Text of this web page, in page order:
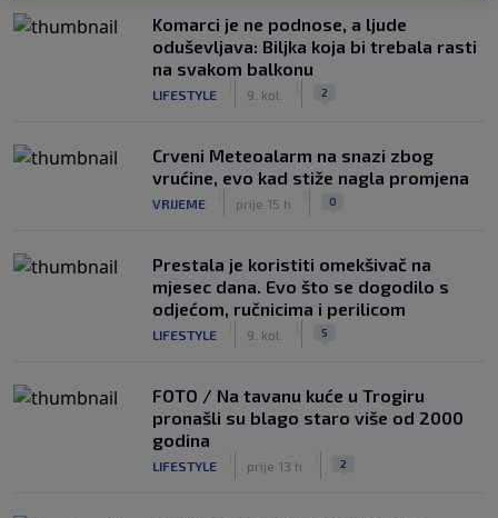
Komarci je ne podnose, a ljude
oduševljava: Biljka koja bi trebala rasti
na svakom balkonu
LIFESTYLE 9. kol. 2
Crveni Meteoalarm na snazi zbog
vrućine, evo kad stiže nagla promjena
VRIJEME prije 15 h 0
Prestala je koristiti omekšivač na
mjesec dana. Evo što se dogodilo s
odjećom, ručnicima i perilicom
LIFESTYLE 9. kol. 5
FOTO / Na tavanu kuće u Trogiru
pronašli su blago staro više od 2000
godina
LIFESTYLE prije 13 h 2